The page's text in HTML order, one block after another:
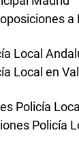
a
Local
Local en
Policía
Policía